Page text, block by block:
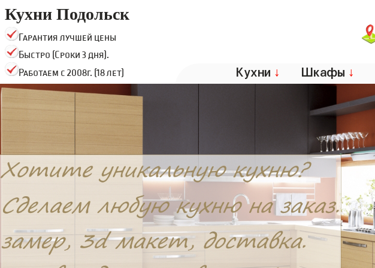
Кухни Подольск
Гарантия лучшей цены
Быстро (Сроки 3 дня).
Работаем с 2008г. (18 лет)
Кухни ↓ Шкафы ↓